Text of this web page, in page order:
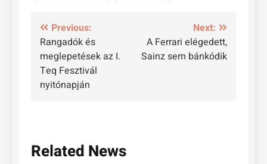
Bejegyzés
navigáció
Previous:
Rangadók és
meglepetések az I.
Teq Fesztivál
nyitónapján
Next:
A Ferrari elégedett,
Sainz sem bánkódik
Related News